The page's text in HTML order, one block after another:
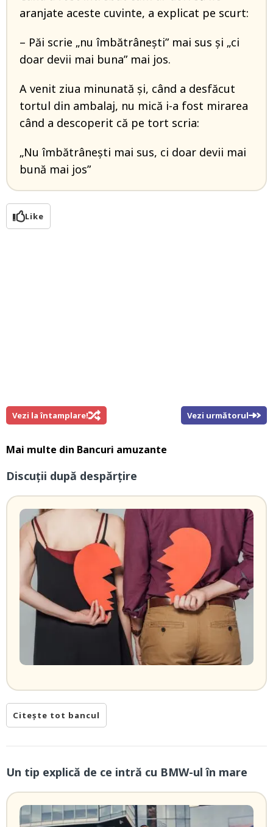
aranjate aceste cuvinte, a explicat pe scurt:
– Păi scrie „nu îmbătrânești” mai sus și „ci
doar devii mai buna” mai jos.
A venit ziua minunată și, când a desfăcut
tortul din ambalaj, nu mică i-a fost mirarea
când a descoperit că pe tort scria:
„Nu îmbătrânești mai sus, ci doar devii mai
bună mai jos”
Like
Vezi la întamplare! Vezi următorul
Mai multe din Bancuri amuzante
Discuţii după despărţire
Citește tot bancul
Un tip explică de ce intră cu BMW-ul în mare